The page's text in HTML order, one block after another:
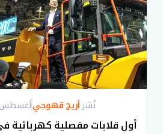
2026 ,أغسطس 06 نُشر أريج قهوجي
أول قلابات مفصلية كهربائية